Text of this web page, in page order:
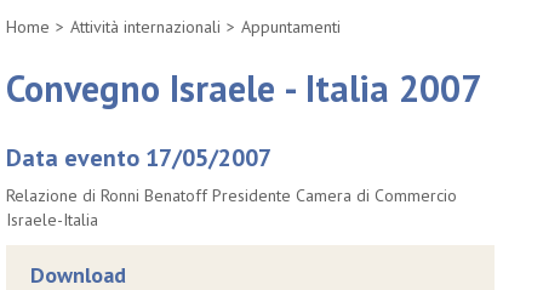
Home
Attività internazionali Appuntamenti
Convegno Israele - Italia 2007
Data evento 17/05/2007
Relazione di Ronni Benatoff Presidente Camera di Commercio
Israele-Italia
Download